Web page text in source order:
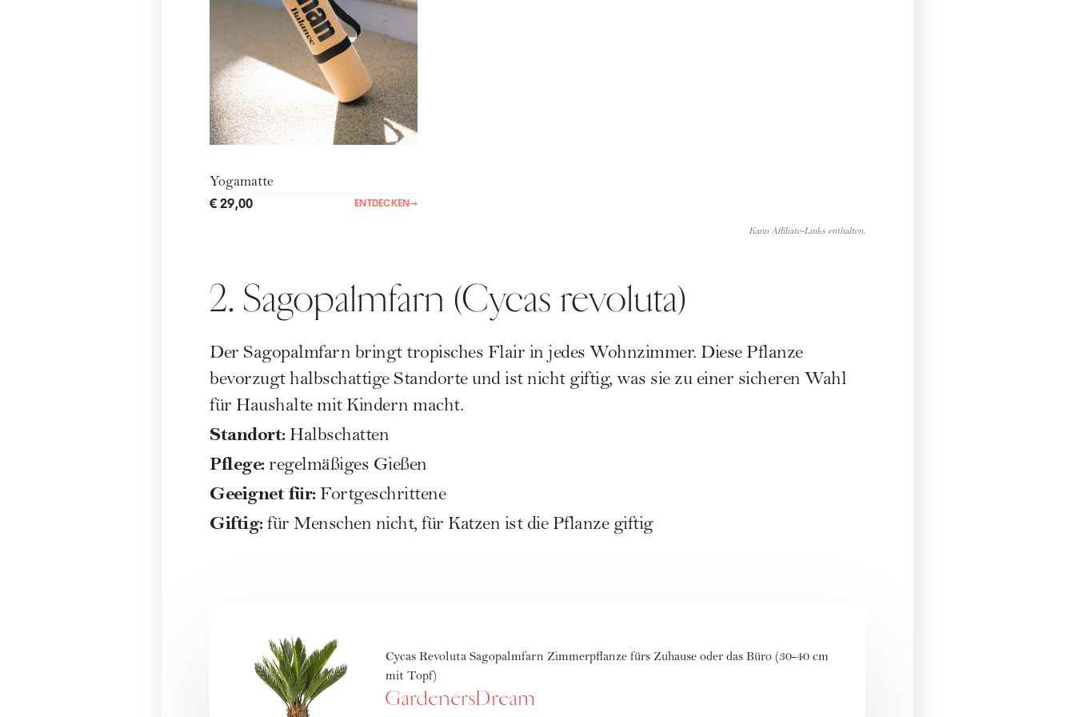
Yogamatte
€ 29,00 ENTDECKEN→
Kann Affiliate-Links enthalten.
2. Sagopalmfarn (Cycas revoluta)
Der Sagopalmfarn bringt tropisches Flair in jedes Wohnzimmer. Diese Pflanze
bevorzugt halbschattige Standorte und ist nicht giftig, was sie zu einer sicheren Wahl
für Haushalte mit Kindern macht.
Standort:Halbschatten
Pflege:regelmäßiges Gießen
Geeignet für:Fortgeschrittene
Giftig: für Menschen nicht, für Katzen ist die Pflanze giftig
Cycas Revoluta Sagopalmfarn Zimmerpflanze fürs Zuhause oder das Büro (30-40 cm
mit Topf)
GardenersDream